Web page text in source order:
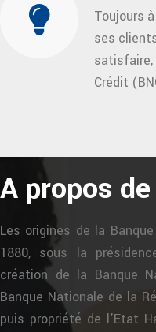
Toujours
ses
satisfaire,
Crédit
A propos
Les origines de la
1880, sous la
création de la Banque
Banque Nationale de la
puis propriété de l'Etat